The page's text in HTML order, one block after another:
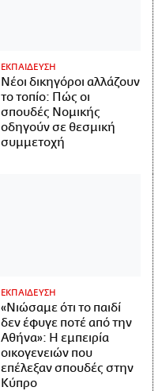
ΕΚΠΑΙΔΕΥΣΗ
Νέοι δικηγόροι αλλάζουν
το τοπίο: Πώς οι
σπουδές Νομικής
οδηγούν σε θεσμική
συμμετοχή
ΕΚΠΑΙΔΕΥΣΗ
«Νιώσαμε ότι το παιδί
δεν έφυγε ποτέ από την
Αθήνα»: Η εμπειρία
οικογενειών που
επέλεξαν σπουδές στην
Κύπρο